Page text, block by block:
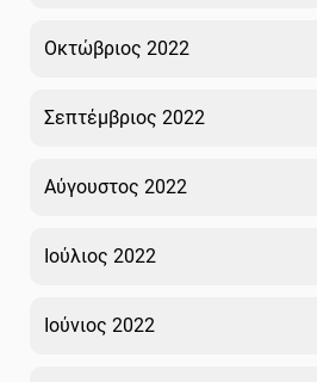
Οκτώβριος 2022
Σεπτέμβριος 2022
Αύγουστος 2022
Ιούλιος 2022
Ιούνιος 2022